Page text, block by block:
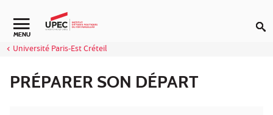
Aller au contenu
MENU
Université Paris-Est Créteil
PRÉPARER SON DÉPART